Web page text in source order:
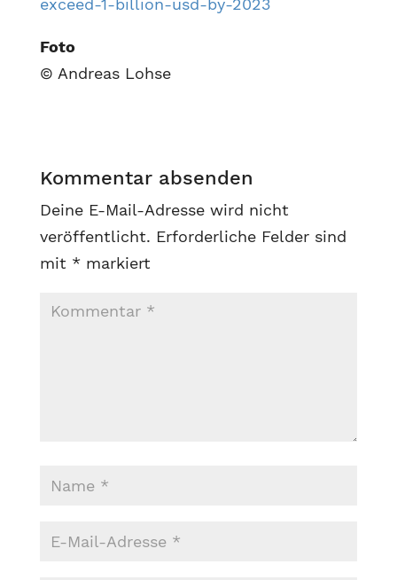
exceed-1-billion-usd-by-2023
Foto
© Andreas Lohse
Kommentar absenden
Deine E-Mail-Adresse wird nicht
veröffentlicht. Erforderliche Felder sind
mit * markiert